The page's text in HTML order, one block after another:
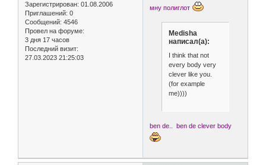
Зарегистрирован: 01.08.2006
Приглашений: 0
Сообщений: 4546
Провел на форуме:
3 дня 17 часов
Последний визит:
27.03.2023 21:25:03
мну полиглот
Medisha
написал(а):
I think that not
every body very
clever like you.
(for example
me))))
ben de.. ben de clever body